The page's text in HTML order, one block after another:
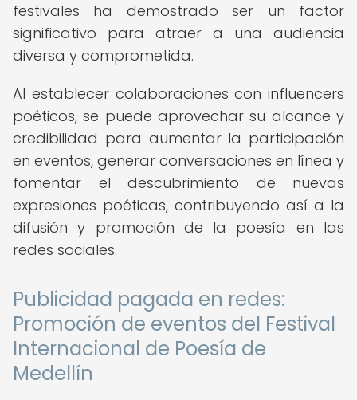
festivales ha demostrado ser un factor
significativo para atraer a una audiencia
diversa y comprometida.
Al establecer colaboraciones con influencers
poéticos, se puede aprovechar su alcance y
credibilidad para aumentar la participación
en eventos, generar conversaciones en línea y
fomentar el descubrimiento de nuevas
expresiones poéticas, contribuyendo así a la
difusión y promoción de la poesía en las
redes sociales.
Publicidad pagada en redes:
Promoción de eventos del Festival
Internacional de Poesía de
Medellín